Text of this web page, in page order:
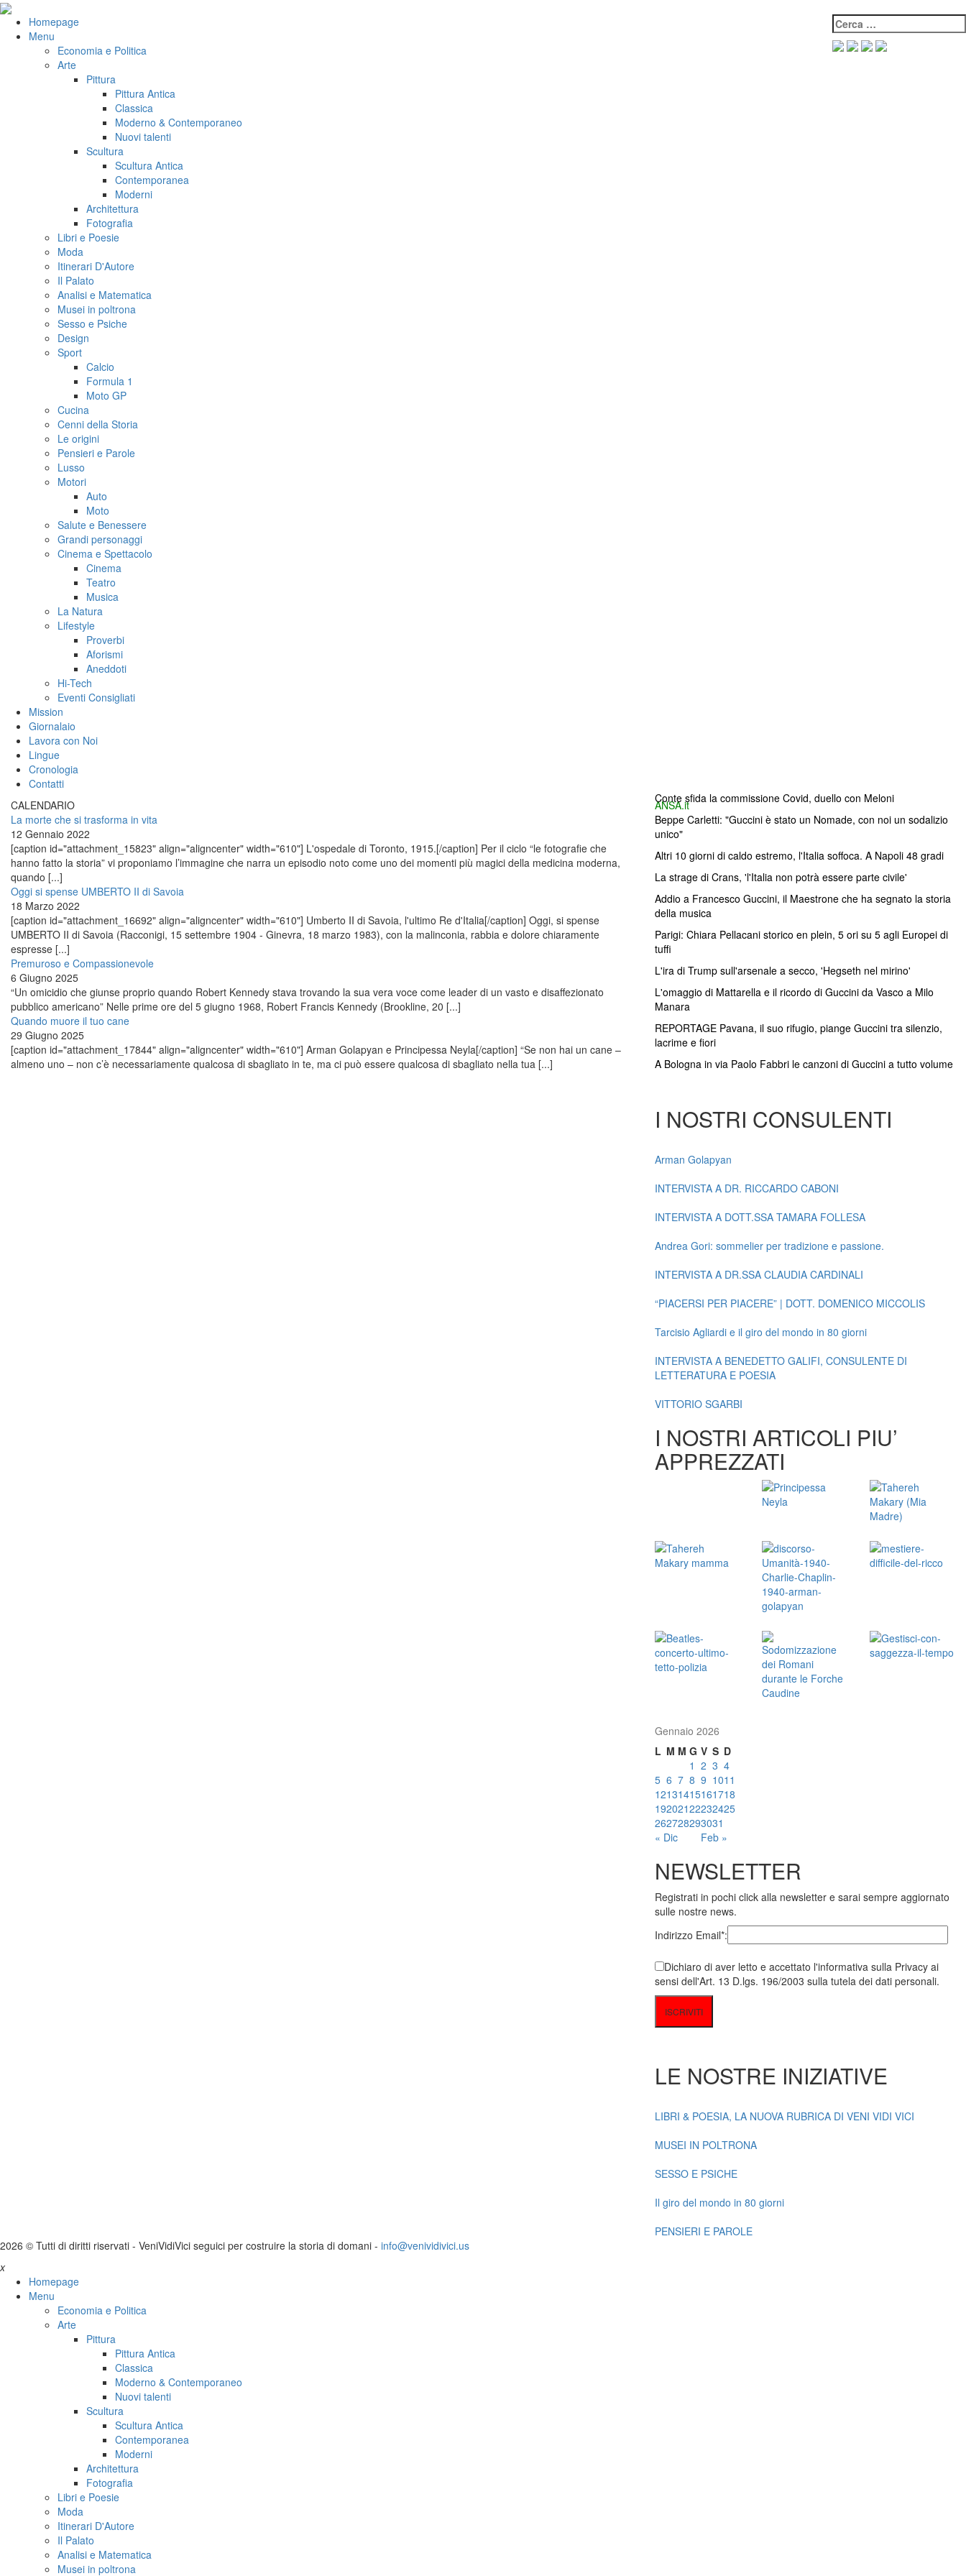
Salta
contenuto
VeniVidiVici Cerca:
Homepage
Menu
Economia e Politica
Arte
Pittura
Pittura Antica
Classica
Moderno & Contemporaneo
Nuovi talenti
Scultura
Scultura Antica
Contemporanea
Moderni
Architettura
Fotografia
Libri e Poesie
Moda
Itinerari D'Autore
Il Palato
Analisi e Matematica
Musei in poltrona
Sesso e Psiche
Design
Sport
Calcio
Formula 1
Moto GP
Cucina
Cenni della Storia
Le origini
Pensieri e Parole
Lusso
Motori
Auto
Moto
Salute e Benessere
Grandi personaggi
Cinema e Spettacolo
Cinema
Teatro
Musica
La Natura
Lifestyle
Proverbi
Aforismi
Aneddoti
Hi-Tech
Eventi Consigliati
Mission
Giornalaio
Lavora con Noi
Lingue
Cronologia
Contatti
CALENDARIO
La morte che si trasforma in vita
12 Gennaio 2022
[caption id="attachment_15823" align="aligncenter" width="610"] L'ospedale di Toronto, 1915.[/caption] Per il ciclo “le fotografie che
hanno fatto la storia” vi proponiamo l’immagine che narra un episodio noto come uno dei momenti più magici della medicina moderna,
quando [...]
Oggi si spense UMBERTO II di Savoia
18 Marzo 2022
[caption id="attachment_16692" align="aligncenter" width="610"] Umberto II di Savoia, l'ultimo Re d'Italia[/caption] Oggi, si spense
UMBERTO II di Savoia (Racconigi, 15 settembre 1904 - Ginevra, 18 marzo 1983), con la malinconia, rabbia e dolore chiaramente
espresse [...]
Premuroso e Compassionevole
6 Giugno 2025
“Un omicidio che giunse proprio quando Robert Kennedy stava trovando la sua vera voce come leader di un vasto e disaffezionato
pubblico americano” Nelle prime ore del 5 giugno 1968, Robert Francis Kennedy (Brookline, 20 [...]
Quando muore il tuo cane
29 Giugno 2025
[caption id="attachment_17844" align="aligncenter" width="610"] Arman Golapyan e Principessa Neyla[/caption] “Se non hai un cane –
almeno uno – non c’è necessariamente qualcosa di sbagliato in te, ma ci può essere qualcosa di sbagliato nella tua [...]
ANSA.it
Conte sfida la commissione Covid, duello con Meloni
Beppe Carletti: "Guccini è stato un Nomade, con noi un sodalizio
unico"
Altri 10 giorni di caldo estremo, l'Italia soffoca. A Napoli 48 gradi
La strage di Crans, 'l'Italia non potrà essere parte civile'
Addio a Francesco Guccini, il Maestrone che ha segnato la storia
della musica
Parigi: Chiara Pellacani storico en plein, 5 ori su 5 agli Europei di
tuffi
L'ira di Trump sull'arsenale a secco, 'Hegseth nel mirino'
L'omaggio di Mattarella e il ricordo di Guccini da Vasco a Milo
Manara
REPORTAGE Pavana, il suo rifugio, piange Guccini tra silenzio,
lacrime e fiori
A Bologna in via Paolo Fabbri le canzoni di Guccini a tutto volume
I NOSTRI CONSULENTI
Arman Golapyan
INTERVISTA A DR. RICCARDO CABONI
INTERVISTA A DOTT.SSA TAMARA FOLLESA
Andrea Gori: sommelier per tradizione e passione.
INTERVISTA A DR.SSA CLAUDIA CARDINALI
“PIACERSI PER PIACERE” | DOTT. DOMENICO MICCOLIS
Tarcisio Agliardi e il giro del mondo in 80 giorni
INTERVISTA A BENEDETTO GALIFI, CONSULENTE DI
LETTERATURA E POESIA
VITTORIO SGARBI
I NOSTRI ARTICOLI PIU’
APPREZZATI
Gennaio 2026
L M M G V S D
« Dic Feb »
1 2 3 4
5 6 7 8 9 1011
12131415161718
19202122232425
262728293031
NEWSLETTER
Registrati in pochi click alla newsletter e sarai sempre aggiornato
sulle nostre news.
Indirizzo Email*:
Dichiaro di aver letto e accettato l'informativa sulla Privacy ai
sensi dell'Art. 13 D.lgs. 196/2003 sulla tutela dei dati personali.
LE NOSTRE INIZIATIVE
LIBRI & POESIA, LA NUOVA RUBRICA DI VENI VIDI VICI
MUSEI IN POLTRONA
SESSO E PSICHE
Il giro del mondo in 80 giorni
PENSIERI E PAROLE
2026 © Tutti di diritti riservati - VeniVidiVici seguici per costruire la storia di domani - info@venividivici.us
x
Homepage
Menu
Economia e Politica
Arte
Pittura
Pittura Antica
Classica
Moderno & Contemporaneo
Nuovi talenti
Scultura
Scultura Antica
Contemporanea
Moderni
Architettura
Fotografia
Libri e Poesie
Moda
Itinerari D'Autore
Il Palato
Analisi e Matematica
Musei in poltrona